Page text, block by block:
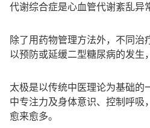
代谢综合症是心血管代谢紊乱异
除了用药物管理方法外，不同
以预防或延缓二型糖尿病的发生
太极是以传统中医理论为基础
中专注力及身体意识、控制呼
愈来愈多。